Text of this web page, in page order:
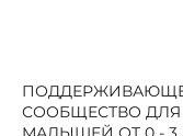
СООБЩЕСТВО